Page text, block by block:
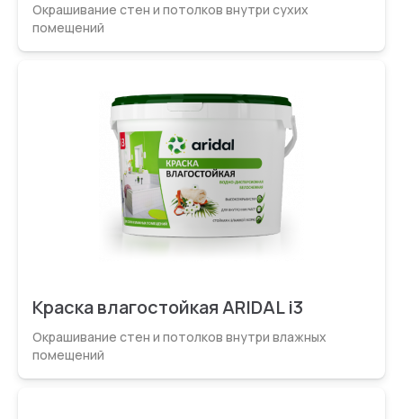
Окрашивание стен и потолков внутри сухих
помещений
Краска влагостойкая ARIDAL i3
Окрашивание стен и потолков внутри влажных
помещений